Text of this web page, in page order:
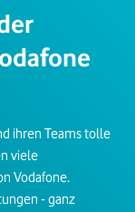
ihren Teams tolle
viele
Vodafone.
- ganz